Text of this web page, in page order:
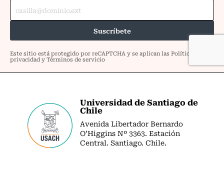
Universidad de Santiago de
Chile
Avenida Libertador Bernardo
O’Higgins Nº 3363. Estación
Central. Santiago. Chile.